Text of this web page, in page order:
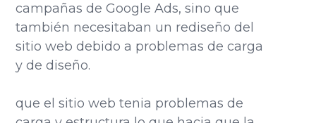
campañas de Google Ads, sino que
también necesitaban un rediseño del
sitio web debido a problemas de carga
y de diseño.
que el sitio web tenia problemas de